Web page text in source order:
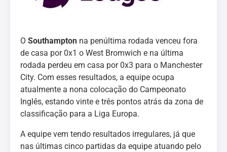
O Southampton na penúltima rodada venceu fora
de casa por 0x1 o West Bromwich e na última
rodada perdeu em casa por 0x3 para o Manchester
City. Com esses resultados, a equipe ocupa
atualmente a nona colocação do Campeonato
Inglês, estando vinte e três pontos atrás da zona de
classificação para a Liga Europa.
A equipe vem tendo resultados irregulares, já que
nas últimas cinco partidas da equipe atuando pelo